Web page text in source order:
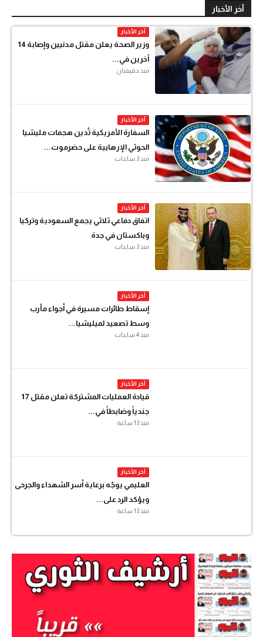
آخر الأخبار
آخر الأخبار
وزير الصحة يعلن مقتل مدنيين وإصابة 14
آخرين في...
منذ دقيقتان
آخر الأخبار
السفارة الأمريكية تُدين هجمات مليشيا
الحوثي الإرهابية على حضرموت...
منذ 3 ساعات
آخر الأخبار
اتفاق دفاعي ثلاثي يجمع السعودية وتركيا
وباكستان في جدة
منذ 3 ساعات
آخر الأخبار
إسقاط طائرات مسيرة في أجواء مأرب
وسط تصعيد لميليشيا...
منذ 4 ساعات
آخر الأخبار
قيادة العمليات المشتركة تعلن مقتل 17
جندياً وضابطاً في...
منذ 13 ساعة
آخر الأخبار
العليمي يوجّه برعاية أسر الشهداء والجرحى
ويؤكد الرد على...
منذ 13 ساعة